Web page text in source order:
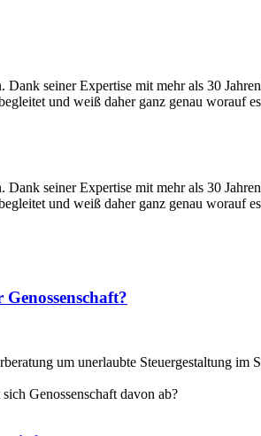
seiner Expertise mit mehr als 30
und weiß daher ganz genau worauf
seiner Expertise mit mehr als 30
und weiß daher ganz genau worauf
um unerlaubte Steuergestaltung im
Genossenschaft davon ab?